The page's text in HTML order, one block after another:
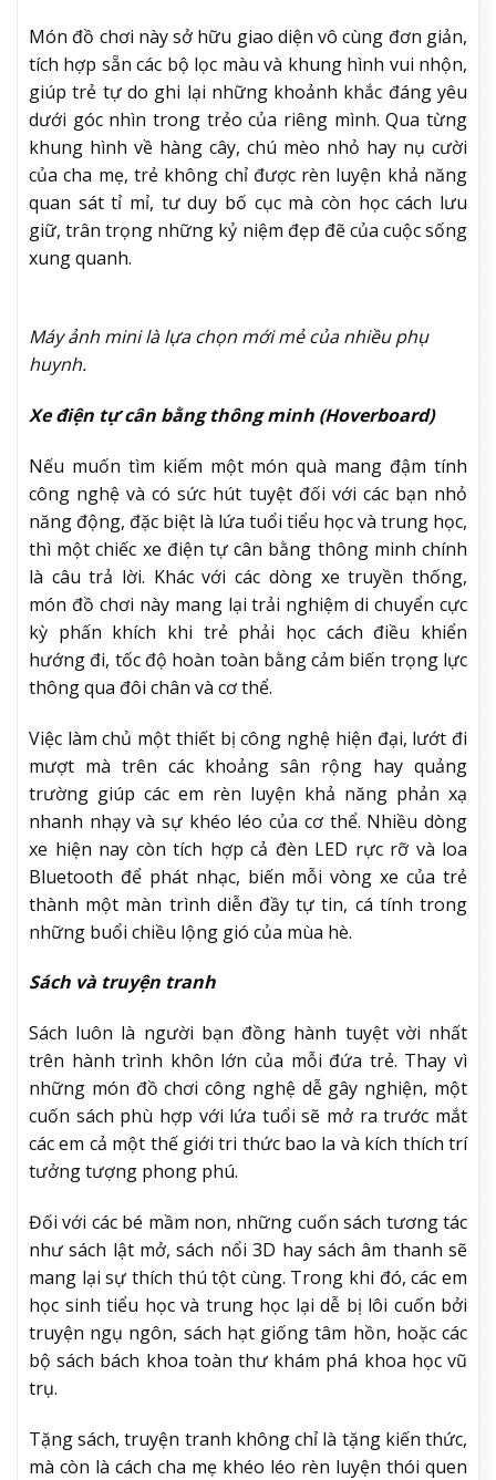
Món đồ chơi này sở hữu giao diện vô cùng đơn giản,
tích hợp sẵn các bộ lọc màu và khung hình vui nhộn,
giúp trẻ tự do ghi lại những khoảnh khắc đáng yêu
dưới góc nhìn trong trẻo của riêng mình. Qua từng
khung hình về hàng cây, chú mèo nhỏ hay nụ cười
của cha mẹ, trẻ không chỉ được rèn luyện khả năng
quan sát tỉ mỉ, tư duy bố cục mà còn học cách lưu
giữ, trân trọng những kỷ niệm đẹp đẽ của cuộc sống
xung quanh.
Máy ảnh mini là lựa chọn mới mẻ của nhiều phụ
huynh.
Xe điện tự cân bằng thông minh (Hoverboard)
Nếu muốn tìm kiếm một món quà mang đậm tính
công nghệ và có sức hút tuyệt đối với các bạn nhỏ
năng động, đặc biệt là lứa tuổi tiểu học và trung học,
thì một chiếc xe điện tự cân bằng thông minh chính
là câu trả lời. Khác với các dòng xe truyền thống,
món đồ chơi này mang lại trải nghiệm di chuyển cực
kỳ phấn khích khi trẻ phải học cách điều khiển
hướng đi, tốc độ hoàn toàn bằng cảm biến trọng lực
thông qua đôi chân và cơ thể.
Việc làm chủ một thiết bị công nghệ hiện đại, lướt đi
mượt mà trên các khoảng sân rộng hay quảng
trường giúp các em rèn luyện khả năng phản xạ
nhanh nhạy và sự khéo léo của cơ thể. Nhiều dòng
xe hiện nay còn tích hợp cả đèn LED rực rỡ và loa
Bluetooth để phát nhạc, biến mỗi vòng xe của trẻ
thành một màn trình diễn đầy tự tin, cá tính trong
những buổi chiều lộng gió của mùa hè.
Sách và truyện tranh
Sách luôn là người bạn đồng hành tuyệt vời nhất
trên hành trình khôn lớn của mỗi đứa trẻ. Thay vì
những món đồ chơi công nghệ dễ gây nghiện, một
cuốn sách phù hợp với lứa tuổi sẽ mở ra trước mắt
các em cả một thế giới tri thức bao la và kích thích trí
tưởng tượng phong phú.
Đối với các bé mầm non, những cuốn sách tương tác
như sách lật mở, sách nổi 3D hay sách âm thanh sẽ
mang lại sự thích thú tột cùng. Trong khi đó, các em
học sinh tiểu học và trung học lại dễ bị lôi cuốn bởi
truyện ngụ ngôn, sách hạt giống tâm hồn, hoặc các
bộ sách bách khoa toàn thư khám phá khoa học vũ
trụ.
Tặng sách, truyện tranh không chỉ là tặng kiến thức,
mà còn là cách cha mẹ khéo léo rèn luyện thói quen